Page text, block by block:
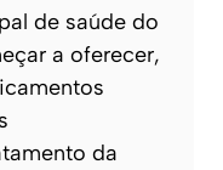
de saúde do
a oferecer,
da